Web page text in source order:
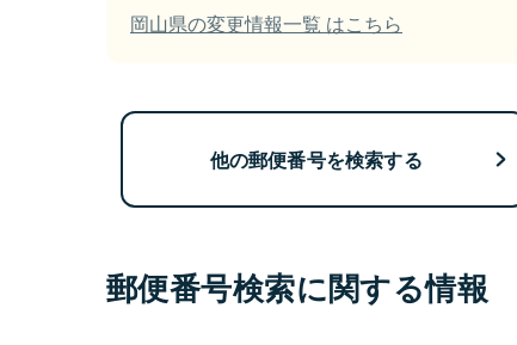
岡山県の変更情報一覧 はこちら
他の郵便番号を検索する
郵便番号検索に関する情報